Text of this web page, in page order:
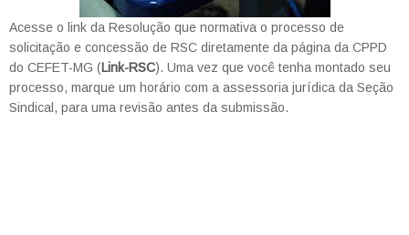
Acesse o link da Resolução que normativa o processo de
solicitação e concessão de RSC diretamente da página da CPPD
do CEFET-MG (Link-RSC). Uma vez que você tenha montado seu
processo, marque um horário com a assessoria jurídica da Seção
Sindical, para uma revisão antes da submissão.